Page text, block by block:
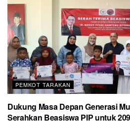
PEMKOT TARAKAN
Dukung Masa Depan Generasi
Serahkan Beasiswa PIP untuk